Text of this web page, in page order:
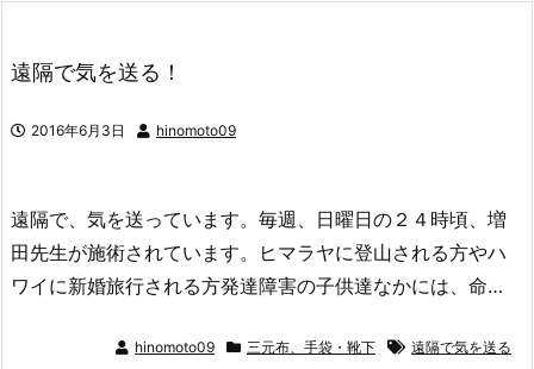
遠隔で気を送る！
2016年6月3日 hinomoto09
遠隔で、気を送っています。毎週、日曜日の２４時頃、増
田先生が施術されています。ヒマラヤに登山される方やハ
ワイに新婚旅行される方発達障害の子供達なかには、命…
hinomoto09 三元布、手袋・靴下 遠隔で気を送る